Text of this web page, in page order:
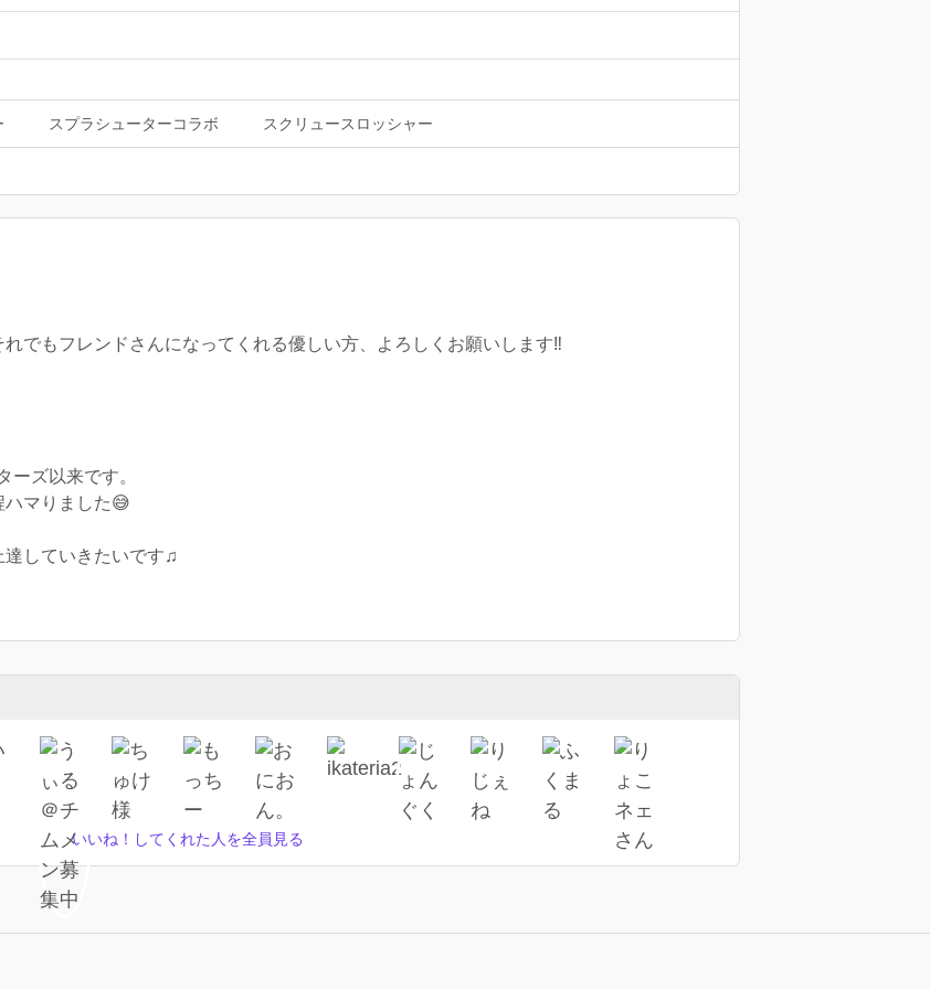
スプラシューターコラボ スクリュースロッシャー
でもフレンドさんになってくれる優しい方、よろしくお願いします‼️
ーズ以来です。
マりました😅
達していきたいです♫
いいね！してくれた人を全員見る